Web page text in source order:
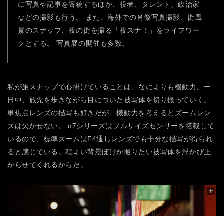
に写真や記事を寄稿するほか、役者、タレント、政治家
などの撮影も行う。 また、海外での肖像写真撮影、街風
景のスナップ、夜の街を撮る「夜スナ！」をライフワー
クとする。写真展の開催も多数。
私が旅スナップで心掛けていることは、なによりも機動力。一
日中、旅先を歩きながら目についた被写体を切り撮っていく。
単焦点レンズの描写も好きだが、機動力を考えるとズームレン
ズは欠かせない。α7シリーズはフルサイズセンサーを搭載して
いるので、標準ズームはF4通しレンズでも十分な描写が得られ
ると感じている。程よい背景ぼけが撮りたい被写体を浮かび上
がらせてくれるからだ。